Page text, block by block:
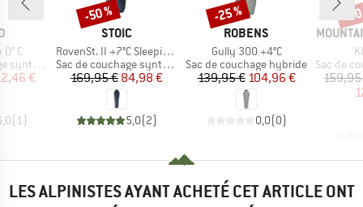
C
réduit
€
( 1)
MARQUE
STOIC
Article
RovenSt. II +7°C Sleeping Bag
Product group
Sac de couchage synthétique
Prix
169,95 €Prix réduit
84,98 €
5,0(2)
Remise
-50 %
MARQUE
ROBENS
Article
Gully 300 +4°C
Product group
Sac de couchage hybride
Prix
139,95 €Prix réduit
104,96 €
0,0(0)
Remise
-25 %
MARQUE
Product
Sac de
-
LES ALPINISTES AYANT ACHETÉ CET ARTICLE ONT